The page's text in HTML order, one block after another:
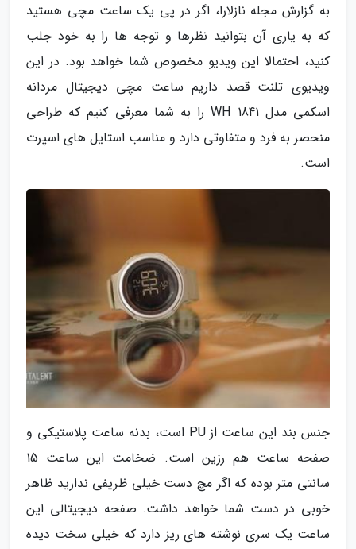
به گزارش مجله نازلارا، اگر در پی یک ساعت مچی هستید
که به یاری آن بتوانید نظرها و توجه ها را به خود جلب
کنید، احتمالا این ویدیو مخصوص شما خواهد بود. در این
ویدیوی تلنت قصد داریم ساعت مچی دیجیتال مردانه
اسکمی مدل 1841 WH را به شما معرفی کنیم که طراحی
منحصر به فرد و متفاوتی دارد و مناسب استایل های اسپرت
است.
جنس بند این ساعت از PU است، بدنه ساعت پلاستیکی و
صفحه ساعت هم رزین است. ضخامت این ساعت 15
سانتی متر بوده که اگر مچ دست خیلی ظریفی ندارید ظاهر
خوبی در دست شما خواهد داشت. صفحه دیجیتالی این
ساعت یک سری نوشته های ریز دارد که خیلی سخت دیده